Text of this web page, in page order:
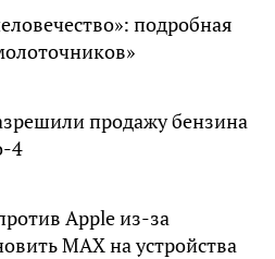
подробная
продажу бензина
4
Apple из-за
MAX на устройства